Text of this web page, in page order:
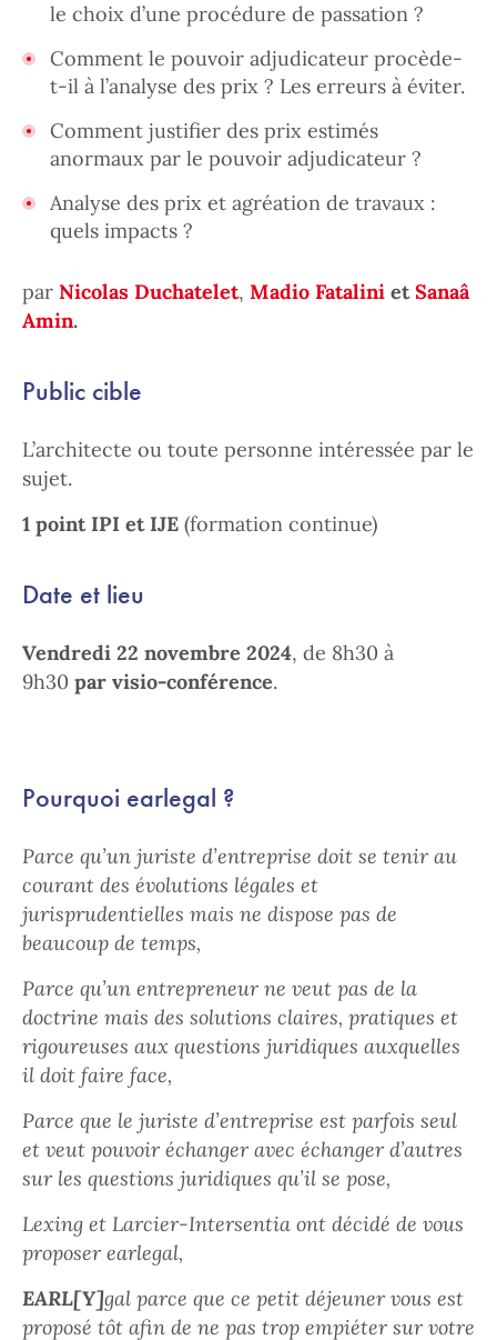
le choix d’une procédure de passation ?
Comment le pouvoir adjudicateur procède-
t-il à l’analyse des prix ? Les erreurs à éviter.
Comment justifier des prix estimés
anormaux par le pouvoir adjudicateur ?
Analyse des prix et agréation de travaux :
quels impacts ?
par Nicolas Duchatelet, Madio Fatalini etSanaâ
Amin.
Public cible
L’architecte ou toute personne intéressée par le
sujet.
1 point IPI et IJE (formation continue)
Date et lieu
Vendredi 22 novembre 2024, de 8h30 à
9h30 par visio-conférence.
Pourquoi earlegal ?
Parce qu’un juriste d’entreprise doit se tenir au
courant des évolutions légales et
jurisprudentielles mais ne dispose pas de
beaucoup de temps,
Parce qu’un entrepreneur ne veut pas de la
doctrine mais des solutions claires, pratiques et
rigoureuses aux questions juridiques auxquelles
il doit faire face,
Parce que le juriste d’entreprise est parfois seul
et veut pouvoir échanger avec échanger d’autres
sur les questions juridiques qu’il se pose,
Lexing et Larcier-Intersentia ont décidé de vous
proposer earlegal,
EARL[Y]gal parce que ce petit déjeuner vous est
proposé tôt afin de ne pas trop empiéter sur votre